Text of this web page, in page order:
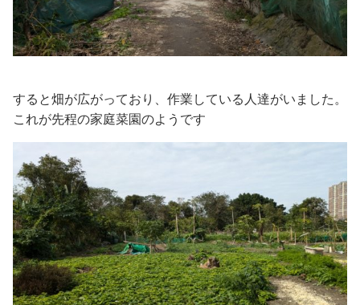
すると畑が広がっており、作業している人達がいました。
これが先程の家庭菜園のようです